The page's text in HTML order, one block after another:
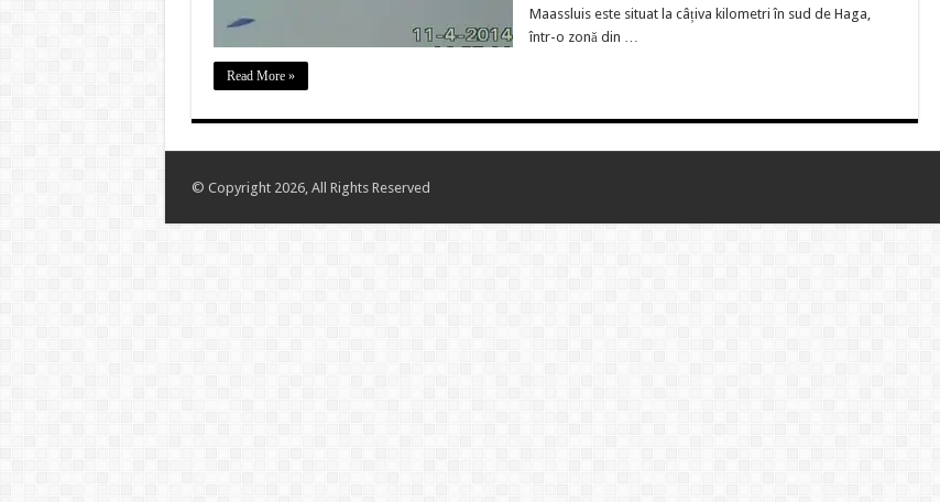
Maassluis este situat la câțiva kilometri în sud de Haga,
într-o zonă din …
Read More »
© Copyright 2026, All Rights Reserved